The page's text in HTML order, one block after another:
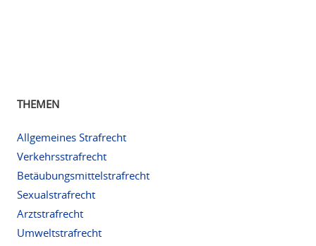
THEMEN
Allgemeines Strafrecht
Verkehrsstrafrecht
Betäubungsmittelstrafrecht
Sexualstrafrecht
Arztstrafrecht
Umweltstrafrecht